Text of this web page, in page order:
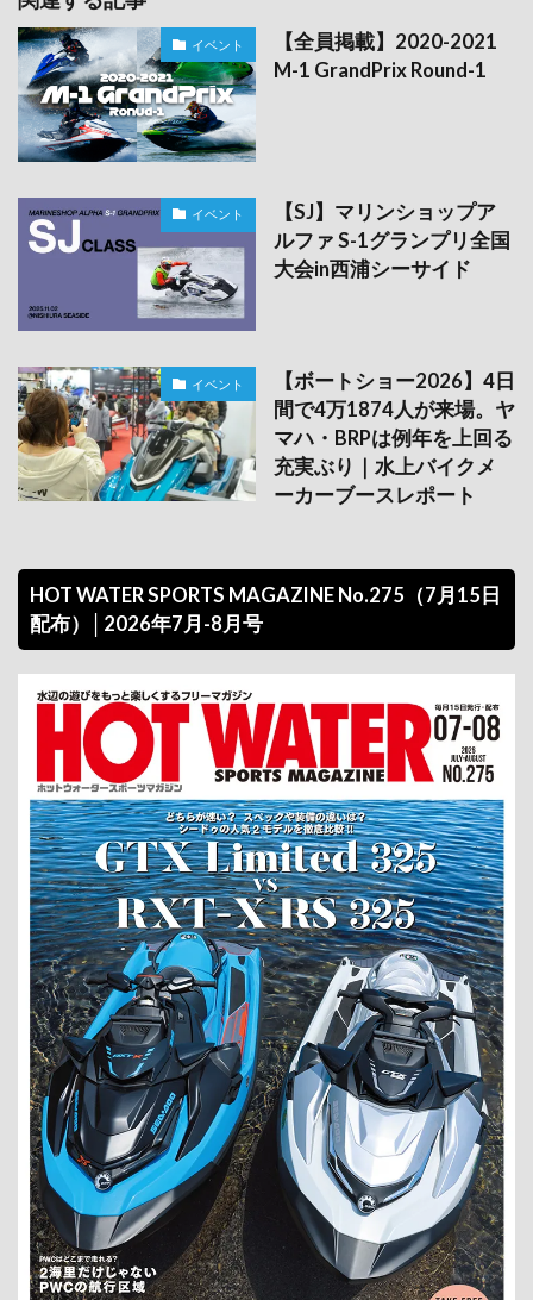
イベント
【全員掲載】2020-2021
M-1 GrandPrix Round-1
イベント
【SJ】マリンショップア
ルファ S-1グランプリ全国
大会in西浦シーサイド
イベント
【ボートショー2026】4日
間で4万1874人が来場。ヤ
マハ・BRPは例年を上回る
充実ぶり｜水上バイクメ
ーカーブースレポート
HOT WATER SPORTS MAGAZINE No.275（7月15日
配布）│2026年7月-8月号